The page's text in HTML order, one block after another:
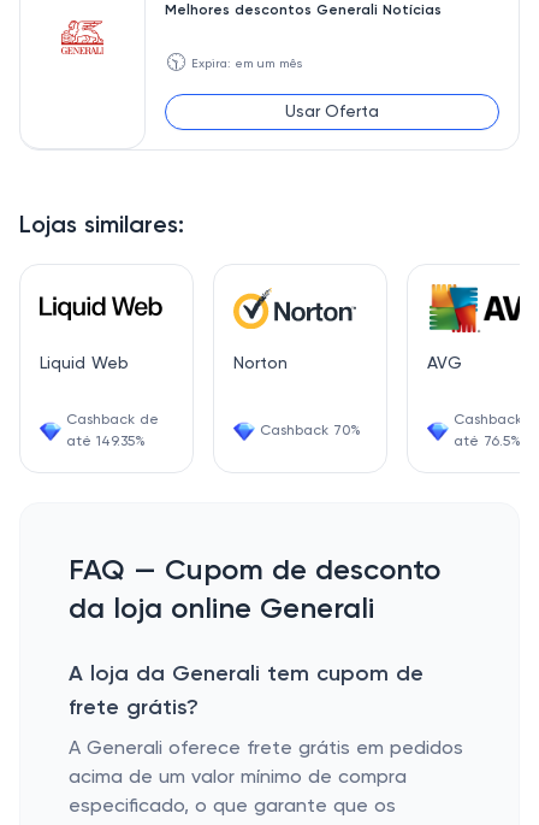
Lojas similares:
Liquid Web
Cashback de
até 149.35%
Norton
Cashback 70%
AVG
Cashback
até 76.5%
Melhores descontos Generali Notícias
🕥 Expira: em um mês
Usar Oferta
FAQ — Cupom de desconto
da loja online Generali
A loja da Generali tem cupom de
frete grátis?
A Generali oferece frete grátis em pedidos
acima de um valor mínimo de compra
especificado, o que garante que os